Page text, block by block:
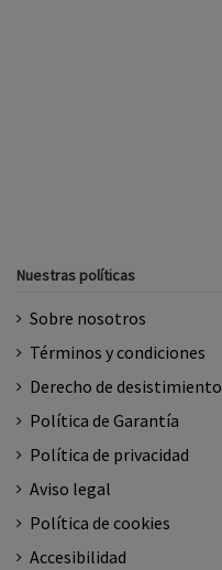
Nuestras políticas
Sobre nosotros
Términos y condiciones
Derecho de desistimiento
Política de Garantía
Política de privacidad
Aviso legal
Política de cookies
Accesibilidad